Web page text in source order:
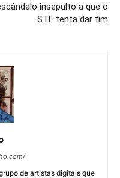
insepulto a que o
STF tenta dar fim
de artistas digitais que